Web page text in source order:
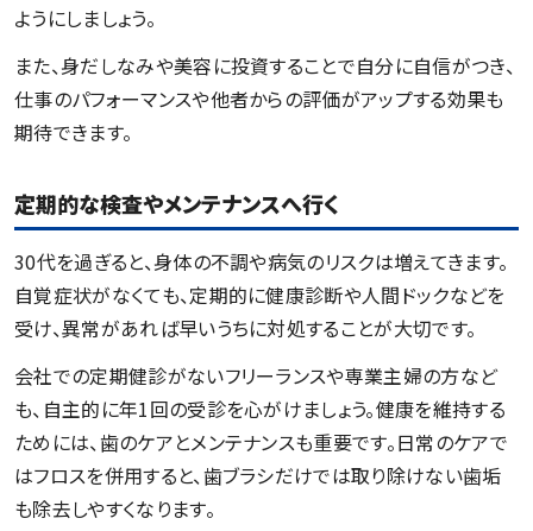
ようにしましょう。
また、身だしなみや美容に投資することで自分に自信がつき、
仕事のパフォーマンスや他者からの評価がアップする効果も
期待できます。
定期的な検査やメンテナンスへ行く
30代を過ぎると、身体の不調や病気のリスクは増えてきます。
自覚症状がなくても、定期的に健康診断や人間ドックなどを
受け、異常があれば早いうちに対処することが大切です。
会社での定期健診がないフリーランスや専業主婦の方など
も、自主的に年1回の受診を心がけましょう。健康を維持する
ためには、歯のケアとメンテナンスも重要です。日常のケアで
はフロスを併用すると、歯ブラシだけでは取り除けない歯垢
も除去しやすくなります。